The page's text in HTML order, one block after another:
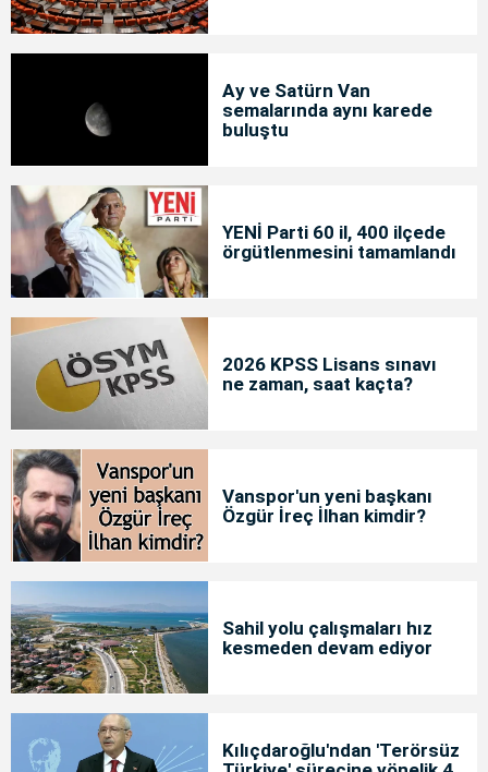
Ay ve Satürn Van
semalarında aynı karede
buluştu
YENİ Parti 60 il, 400 ilçede
örgütlenmesini tamamlandı
2026 KPSS Lisans sınavı
ne zaman, saat kaçta?
Vanspor'un yeni başkanı
Özgür İreç İlhan kimdir?
Sahil yolu çalışmaları hız
kesmeden devam ediyor
Kılıçdaroğlu'ndan 'Terörsüz